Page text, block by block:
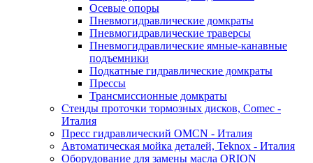
Осевые опоры
Пневмогидравлические домкраты
Пневмогидравлические траверсы
Пневмогидравлические ямные-канавные
подъемники
Подкатные гидравлические домкраты
Прессы
Трансмиссионные домкраты
Стенды проточки тормозных дисков, Comec -
Италия
Пресс гидравлический OMCN - Италия
Автоматическая мойка деталей, Teknox - Италия
Оборудование для замены масла ORION